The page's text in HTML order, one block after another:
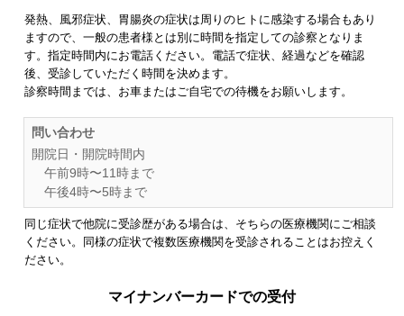
発熱、風邪症状、胃腸炎の症状は周りのヒトに感染する場合もあり
ますので、一般の患者様とは別に時間を指定しての診察となりま
す。指定時間内にお電話ください。電話で症状、経過などを確認
後、受診していただく時間を決めます。
診察時間までは、お車またはご自宅での待機をお願いします。
問い合わせ
開院日・開院時間内
午前9時〜11時まで
午後4時〜5時まで
同じ症状で他院に受診歴がある場合は、そちらの医療機関にご相談
ください。同様の症状で複数医療機関を受診されることはお控えく
ださい。
マイナンバーカードでの受付